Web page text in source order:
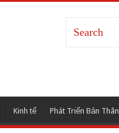
Kinh tế Phát Triển Bản Thân